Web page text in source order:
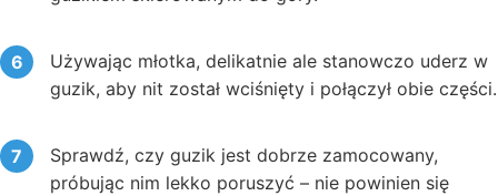
Używając młotka, delikatnie ale stanowczo uderz w
guzik, aby nit został wciśnięty i połączył obie części.
Sprawdź, czy guzik jest dobrze zamocowany,
próbując nim lekko poruszyć – nie powinien się